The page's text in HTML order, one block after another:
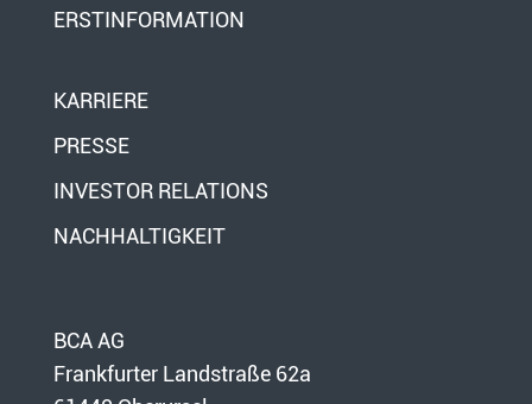
ERSTINFORMATION
KARRIERE
PRESSE
INVESTOR RELATIONS
NACHHALTIGKEIT
BCA AG
Frankfurter Landstraße 62a